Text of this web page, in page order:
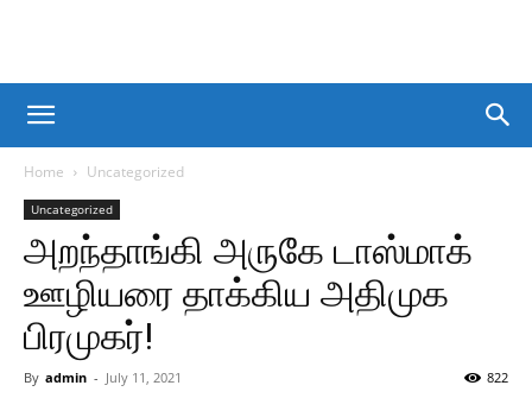
Home Uncategorized
Uncategorized
அறந்தாங்கி அருகே டாஸ்மாக்
ஊழியரை தாக்கிய அதிமுக
பிரமுகர்!
By admin - July 11, 2021 822